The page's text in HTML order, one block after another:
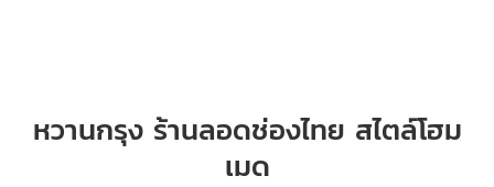
หวานกรุง ร้านลอดช่องไทย สไตล์โฮม
เมด